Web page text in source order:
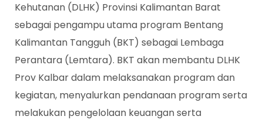
Kehutanan (DLHK) Provinsi Kalimantan Barat
sebagai pengampu utama program Bentang
Kalimantan Tangguh (BKT) sebagai Lembaga
Perantara (Lemtara). BKT akan membantu DLHK
Prov Kalbar dalam melaksanakan program dan
kegiatan, menyalurkan pendanaan program serta
melakukan pengelolaan keuangan serta